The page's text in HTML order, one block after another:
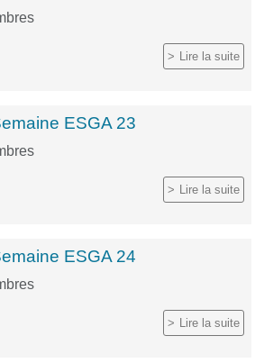
Lire la suite
ESGA 23
Lire la suite
ESGA 24
Lire la suite